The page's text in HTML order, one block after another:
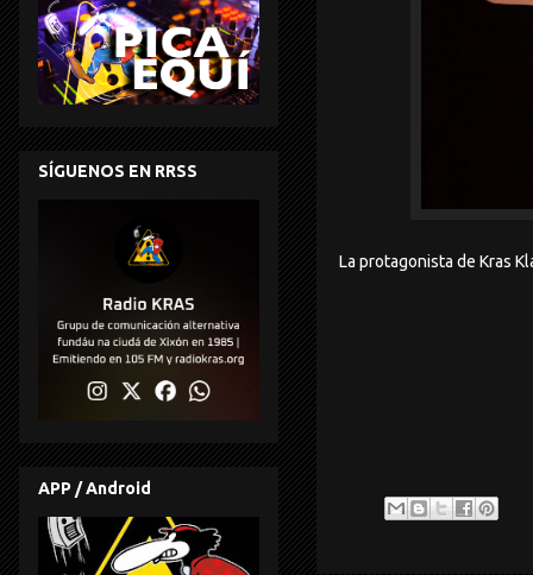
La protagonista de Kras
SÍGUENOS EN RRSS
APP / Android